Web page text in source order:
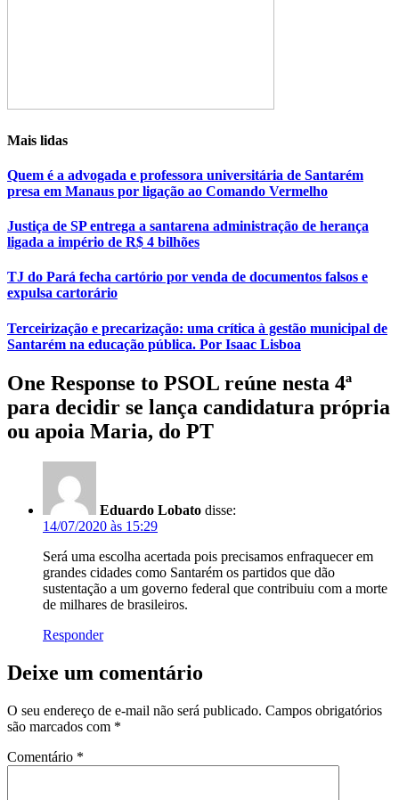
Mais lidas
Quem é a advogada e professora universitária de Santarém
presa em Manaus por ligação ao Comando Vermelho
Justiça de SP entrega a santarena administração de herança
ligada a império de R$ 4 bilhões
TJ do Pará fecha cartório por venda de documentos falsos e
expulsa cartorário
Terceirização e precarização: uma crítica à gestão municipal de
Santarém na educação pública. Por Isaac Lisboa
One Response to PSOL reúne nesta 4ª
para decidir se lança candidatura própria
ou apoia Maria, do PT
Eduardo Lobato disse:
14/07/2020 às 15:29
Será uma escolha acertada pois precisamos enfraquecer em
grandes cidades como Santarém os partidos que dão
sustentação a um governo federal que contribuiu com a morte
de milhares de brasileiros.
Responder
Deixe um comentário
O seu endereço de e-mail não será publicado. Campos obrigatórios
são marcados com *
Comentário *